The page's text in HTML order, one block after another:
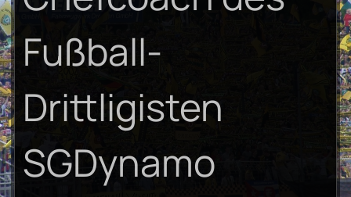
Fußball-
Drittligisten
SGDynamo